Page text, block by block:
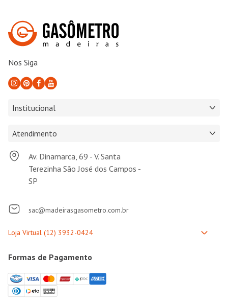
Nos Siga
Institucional
Atendimento
Av. Dinamarca, 69 - V. Santa
Terezinha São José dos Campos -
SP
sac@madeirasgasometro.com.br
Formas de Pagamento